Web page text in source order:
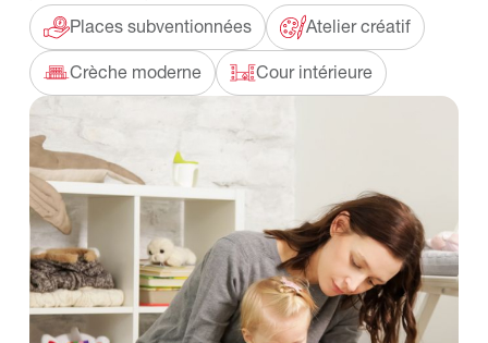
Places subventionnées Atelier créatif
Crèche moderne Cour intérieure